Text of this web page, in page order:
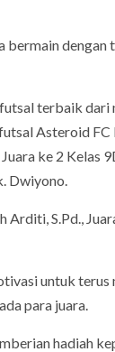
bermain
terbaik
Asteroid
ke 2 Kelas
Dwiyono.
S.Pd.,
untuk
para juara.
hadiah